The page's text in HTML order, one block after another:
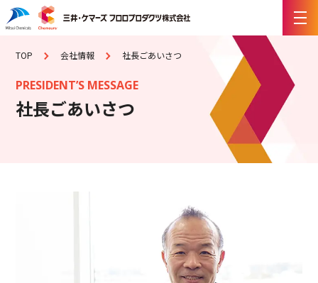
TOP 会社情報 社長ごあいさつ
PRESIDENT’S MESSAGE
社長ごあいさつ